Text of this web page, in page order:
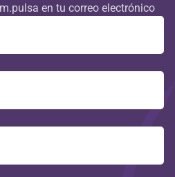
en tu correo electrónico